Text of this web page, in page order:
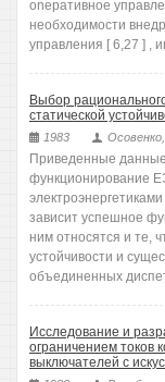
oneративное
необходимости
управления [ 6,27 ] ,
Выбор
статической
1983
Приведенные
функционирование
зависит успешное
ним относятся и те,
устойчивости и
объединенных
Исследование и
ограничением токов
выключателей с